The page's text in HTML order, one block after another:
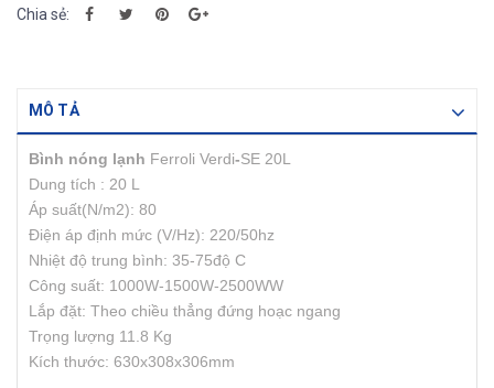
Chia sẻ:
MÔ TẢ
Bình nóng lạnh Ferroli Verdi-SE 20L
Dung tích : 20 L
Áp suất(N/m2): 80
Điện áp định mức (V/Hz): 220/50hz
Nhiệt độ trung bình: 35-75độ C
Công suất: 1000W-1500W-2500WW
Lắp đặt: Theo chiều thẳng đứng hoạc ngang
Trọng lượng 11.8 Kg
Kích thước: 630x308x306mm